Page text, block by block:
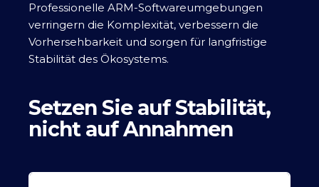
Professionelle ARM-Softwareumgebungen
verringern die Komplexität, verbessern die
Vorhersehbarkeit und sorgen für langfristige
Stabilität des Ökosystems.
Setzen Sie auf Stabilität,
nicht auf Annahmen